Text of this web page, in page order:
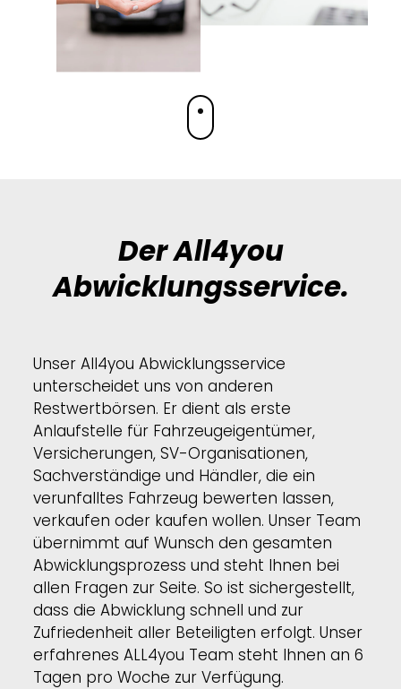
Der All4you
Abwicklungsservice.
Unser All4you Abwicklungsservice
unterscheidet uns von anderen
Restwertbörsen. Er dient als erste
Anlaufstelle für Fahrzeugeigentümer,
Versicherungen, SV-Organisationen,
Sachverständige und Händler, die ein
verunfalltes Fahrzeug bewerten lassen,
verkaufen oder kaufen wollen. Unser Team
übernimmt auf Wunsch den gesamten
Abwicklungsprozess und steht Ihnen bei
allen Fragen zur Seite. So ist sichergestellt,
dass die Abwicklung schnell und zur
Zufriedenheit aller Beteiligten erfolgt. Unser
erfahrenes ALL4you Team steht Ihnen an 6
Tagen pro Woche zur Verfügung.